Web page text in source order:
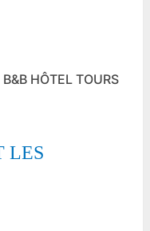
HÔTEL TOURS
LES